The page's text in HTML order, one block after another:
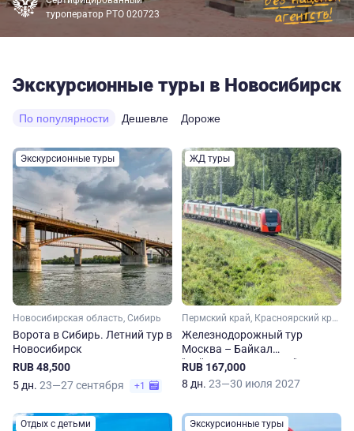
туроператор РТО 020723
Экскурсионные туры в Новосибирск
По популярности Дешевле Дороже
Экскурсионные туры
Новосибирская область, Сибирь
Ворота в Сибирь. Летний тур в
Новосибирск
RUB 48,500
5 дн. 23—27 сентября +1
ЖД туры
Пермский край, Красноярский край, Новосибирская область, Свердловская область, Иркутская область, Байкал, Урал, Сибирь
Железнодорожный тур
Москва – Байкал
"Байкальская сказка"
RUB 167,000
8 дн. 23—30 июля 2027
Отдых с детьми Экскурсионные туры